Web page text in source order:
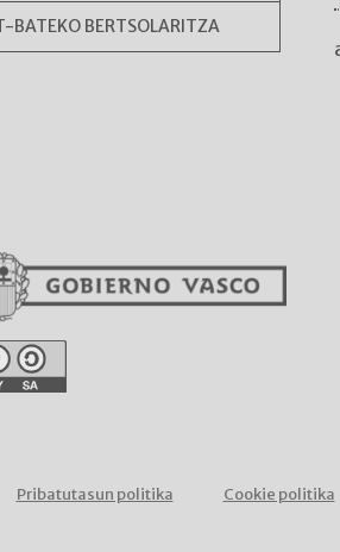
BATEKO BERTSOLARITZA
Pribatutasun politika Cookie politika